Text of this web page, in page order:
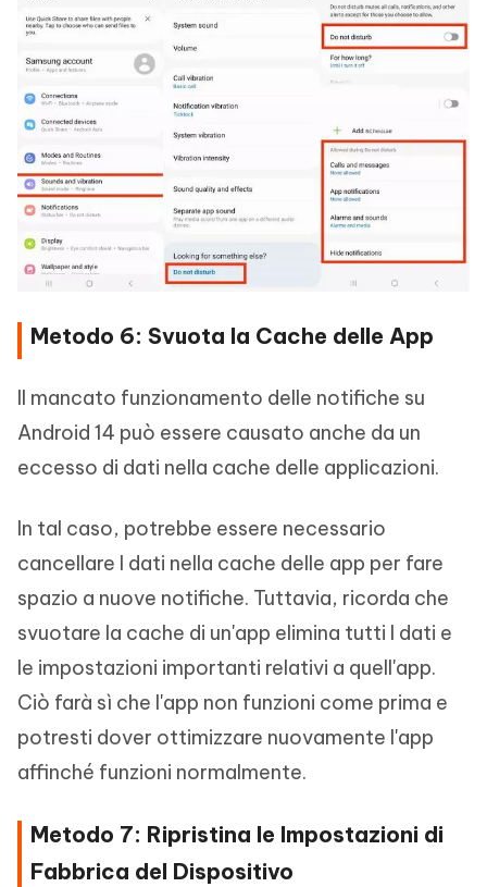
Metodo 6: Svuota la Cache delle App
Il mancato funzionamento delle notifiche su
Android 14 può essere causato anche da un
eccesso di dati nella cache delle applicazioni.
In tal caso, potrebbe essere necessario
cancellare I dati nella cache delle app per fare
spazio a nuove notifiche. Tuttavia, ricorda che
svuotare la cache di un'app elimina tutti I dati e
le impostazioni importanti relativi a quell'app.
Ciò farà sì che l'app non funzioni come prima e
potresti dover ottimizzare nuovamente l'app
affinché funzioni normalmente.
Metodo 7: Ripristina le Impostazioni di
Fabbrica del Dispositivo